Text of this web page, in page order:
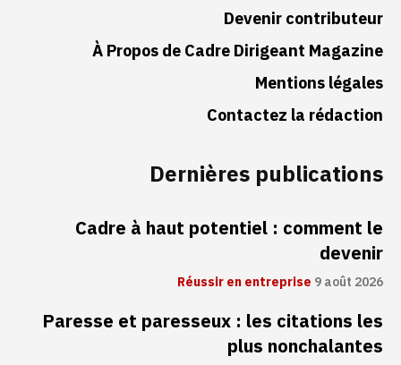
Devenir contributeur
À Propos de Cadre Dirigeant Magazine
Mentions légales
Contactez la rédaction
Dernières publications
Cadre à haut potentiel : comment le
devenir
Réussir en entreprise 9 août 2026
Paresse et paresseux : les citations les
plus nonchalantes